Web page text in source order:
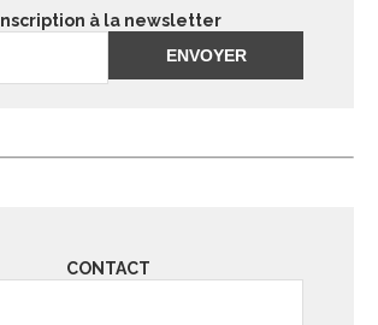
Inscription à la newsletter
CONTACT